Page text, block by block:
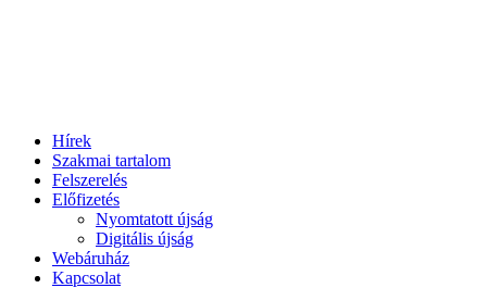
Hírek
Szakmai tartalom
Felszerelés
Előfizetés
Nyomtatott újság
Digitális újság
Webáruház
Kapcsolat